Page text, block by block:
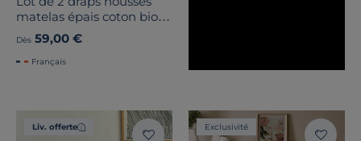
matelas épais coton bio
Fil & Sens
Dès 59,00 €
Français
Liv. offerte Exclusivité